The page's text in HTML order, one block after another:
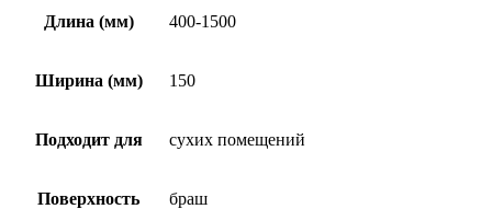
Длина (мм) 400-1500
Ширина (мм) 150
Подходит для сухих помещений
Поверхность браш